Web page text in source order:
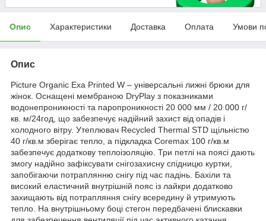
Опис Характеристики Доставка Оплата Умови
Опис
Picture Organic Exa Printed W – універсальні лижні брюки для
жінок. Оснащені мембраною DryPlay з показниками
водонепроникності та паропроникності 20 000 мм / 20 000 г/
кв. м/24год, що забезпечує надійний захист від опадів і
холодного вітру. Утеплювач Recycled Thermal STD щільністю
40 г/кв.м зберігає тепло, а підкладка Coremax 100 г/кв.м
забезпечує додаткову теплоізоляцію. Три петлі на поясі дають
змогу надійно зафіксувати снігозахисну спідницю куртки,
запобігаючи потраплянню снігу під час падінь. Бахіли та
високий еластичний внутрішній пояс із лайкри додатково
захищають від потрапляння снігу всередину й утримують
тепло. На внутрішньому боці стегон передбачені блискавки